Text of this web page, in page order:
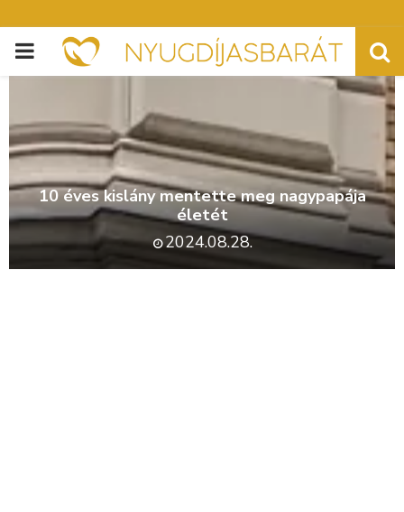
PRIMARY
10 éves kislány mentette meg nagypapája
életét
2024.08.28.